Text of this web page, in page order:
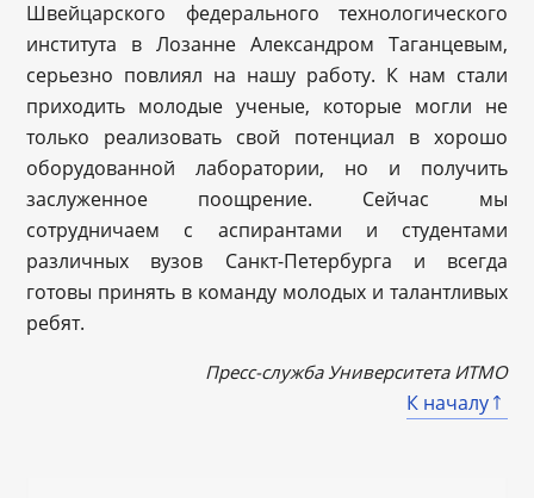
Швейцарского федерального технологического
института в Лозанне Александром Таганцевым,
серьезно повлиял на нашу работу. К нам стали
приходить молодые ученые, которые могли не
только реализовать свой потенциал в хорошо
оборудованной лаборатории, но и получить
заслуженное поощрение. Сейчас мы
сотрудничаем с аспирантами и студентами
различных вузов Санкт-Петербурга и всегда
готовы принять в команду молодых и талантливых
ребят.
Пресс-служба Университета ИТМО
К началу